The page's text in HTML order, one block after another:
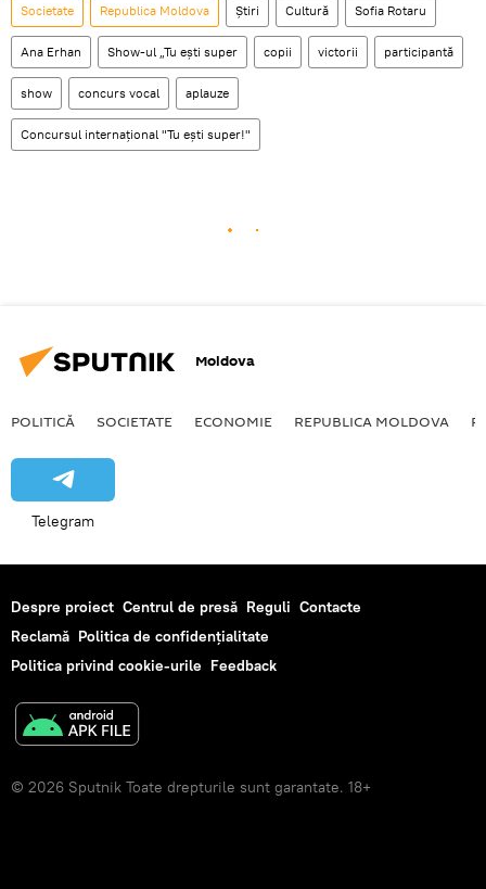
Societate Republica Moldova Știri Cultură Sofia Rotaru
Ana Erhan Show-ul „Tu ești super copii victorii participantă
show concurs vocal aplauze
Concursul internațional "Tu ești super!"
Moldova
POLITICĂ SOCIETATE ECONOMIE REPUBLICA MOLDOVA
Telegram
Despre proiect Centrul de presă Reguli Contacte
Reclamă Politica de confidențialitate
Politica privind cookie-urile Feedback
© 2026 Sputnik Toate drepturile sunt garantate. 18+